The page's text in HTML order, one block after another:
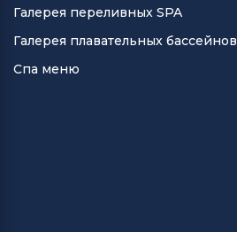
Галерея переливных SPA
Галерея плавательных бассейнов
Спа меню